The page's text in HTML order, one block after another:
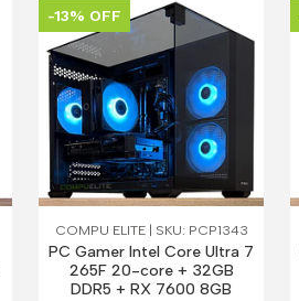
-13% OFF
COMPU ELITE | SKU: PCP1343
PC Gamer Intel Core Ultra 7
265F 20-core + 32GB
DDR5 + RX 7600 8GB